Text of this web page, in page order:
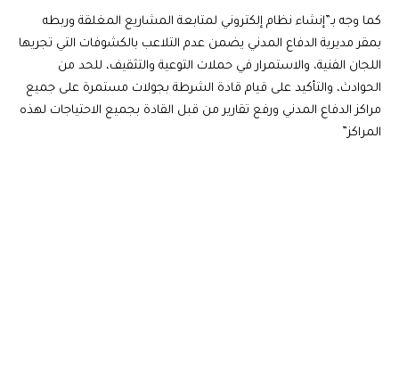
كما وجه بـ”إنشاء نظام إلكتروني لمتابعة المشاريع المغلقة وربطه
بمقر مديرية الدفاع المدني يضمن عدم التلاعب بالكشوفات التي تجريها
اللجان الفنية، والاستمرار في حملات التوعية والتثقيف، للحد من
الحوادث، والتأكيد على قيام قادة الشرطة بجولات مستمرة على جميع
مراكز الدفاع المدني ورفع تقارير من قبل القادة بجميع الاحتياجات لهذه
المراكز”